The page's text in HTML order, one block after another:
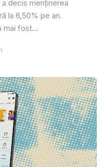
a decis menținerea
la 6,50% pe an.
mai fost...